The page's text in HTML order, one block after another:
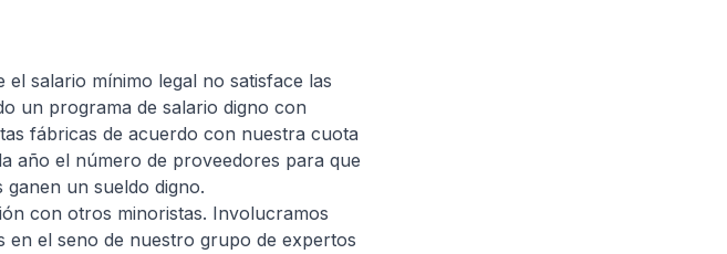
el salario mínimo legal no satisface las
un programa de salario digno con
fábricas de acuerdo con nuestra cuota
año el número de proveedores para que
un sueldo digno.
con otros minoristas. Involucramos
en el seno de nuestro grupo de expertos